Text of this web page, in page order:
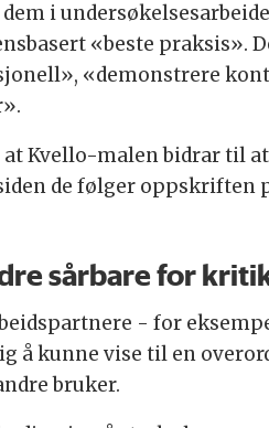
i
«beste praksis».
«demonstrere
Kvello-malen bidrar til
de følger oppskriften
sårbare for
- for
å kunne vise til en
bruker.